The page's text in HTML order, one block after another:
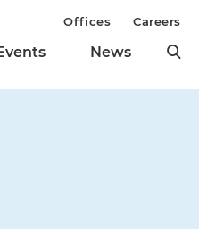
News
Offices Careers